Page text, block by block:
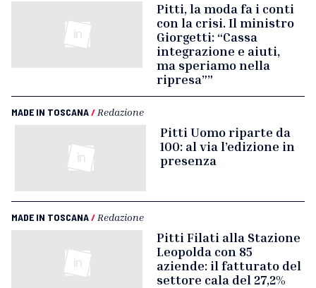
Pitti, la moda fa i conti
con la crisi. Il ministro
Giorgetti: “Cassa
integrazione e aiuti,
ma speriamo nella
ripresa””
MADE IN TOSCANA/ Redazione
Pitti Uomo riparte da
100: al via l’edizione in
presenza
MADE IN TOSCANA/ Redazione
Pitti Filati alla Stazione
Leopolda con 85
aziende: il fatturato del
settore cala del 27,2%